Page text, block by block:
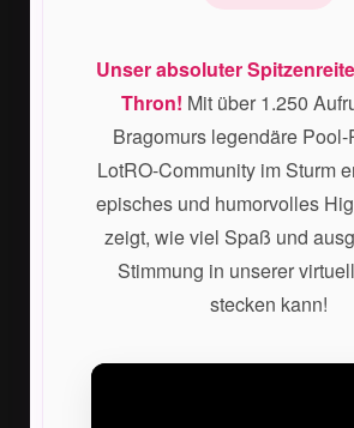
Unser absoluter
Thron! Mit über 1.250
Bragomurs legendäre
LotRO-Community im Sturm
episches und humorvolles
zeigt, wie viel Spaß und
Stimmung in unserer
stecken kann!